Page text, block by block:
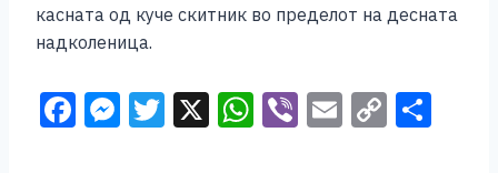
касната од куче скитник во пределот на десната
надколеница.
F M T X W Vi E C